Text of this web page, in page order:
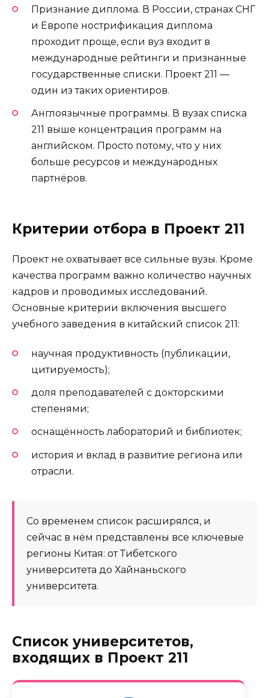
Признание диплома. В России, странах СНГ
и Европе нострификация диплома
проходит проще, если вуз входит в
международные рейтинги и признанные
государственные списки. Проект 211 —
один из таких ориентиров.
Англоязычные программы. В вузах списка
211 выше концентрация программ на
английском. Просто потому, что у них
больше ресурсов и международных
партнёров.
Критерии отбора в Проект 211
Проект не охватывает все сильные вузы. Кроме
качества программ важно количество научных
кадров и проводимых исследований.
Основные критерии включения высшего
учебного заведения в китайский список 211:
научная продуктивность (публикации,
цитируемость);
доля преподавателей с докторскими
степенями;
оснащённость лабораторий и библиотек;
история и вклад в развитие региона или
отрасли.
Со временем список расширялся, и
сейчас в нём представлены все ключевые
регионы Китая: от Тибетского
университета до Хайнаньского
университета.
Список университетов,
входящих в Проект 211